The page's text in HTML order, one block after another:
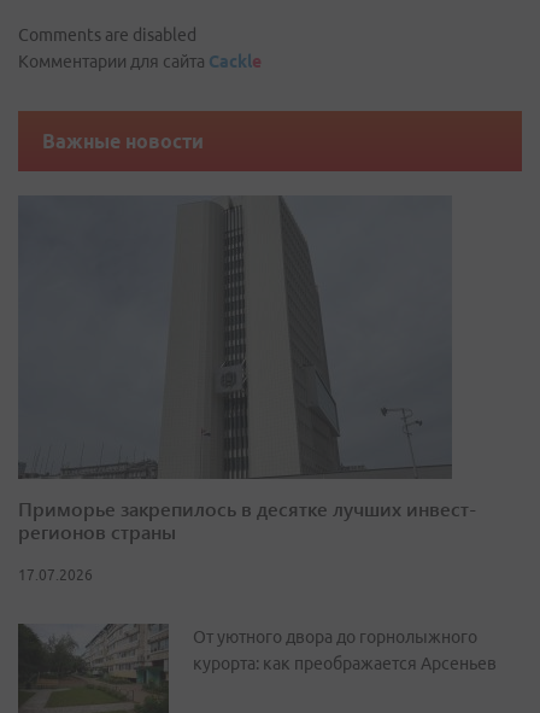
Comments are disabled
Комментарии для сайта Cackle
Важные новости
Приморье закрепилось в десятке лучших инвест-
регионов страны
17.07.2026
От уютного двора до горнолыжного
курорта: как преображается Арсеньев